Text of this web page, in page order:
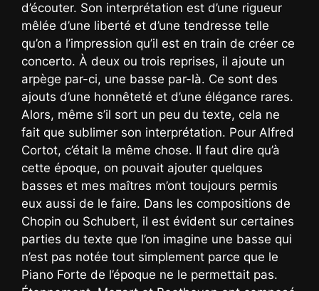
d’écouter. Son interprétation est d’une rigueur
mêlée d’une liberté et d’une tendresse telle
qu’on a l’impression qu’il est en train de créer ce
concerto. À deux ou trois reprises, il ajoute un
arpège par-ci, une basse par-là. Ce sont des
ajouts d’une honnêteté et d’une élégance rares.
Alors, même s’il sort un peu du texte, cela ne
fait que sublimer son interprétation. Pour Alfred
Cortot, c’était la même chose. Il faut dire qu’à
cette époque, on pouvait ajouter quelques
basses et mes maîtres m’ont toujours permis
eux aussi de le faire. Dans les compositions de
Chopin ou Schubert, il est évident sur certaines
parties du texte que l’on imagine une basse qui
n’est pas notée tout simplement parce que le
Piano Forte de l’époque ne le permettait pas.